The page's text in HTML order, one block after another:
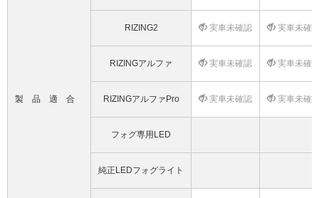
製品適合
RIZING2 実車未確認 実車未確
RIZINGアルファ 実車未確認 実車未確
RIZINGアルファPro 実車未確認 実車未確
フォグ専用LED
純正LEDフォグライト